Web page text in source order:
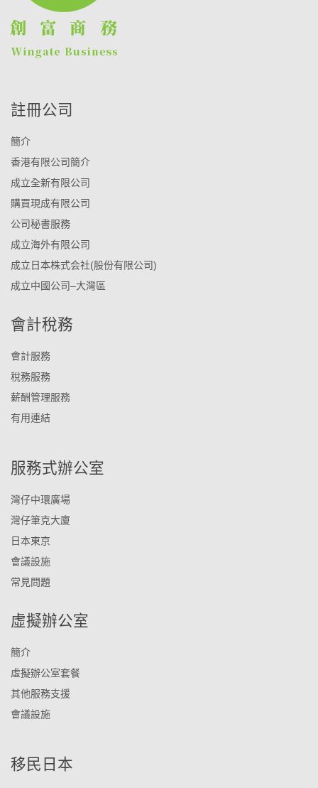
註冊公司
簡介
香港有限公司簡介
成立全新有限公司
購買現成有限公司
公司秘書服務
成立海外有限公司
成立日本株式会社(股份有限公司)
成立中國公司–大灣區
會計稅務
會計服務
稅務服務
薪酬管理服務
有用連結
服務式辦公室
灣仔中環廣場
灣仔筆克大廈
日本東京
會議設施
常見問題
虛擬辦公室
簡介
虛擬辦公室套餐
其他服務支援
會議設施
移民日本